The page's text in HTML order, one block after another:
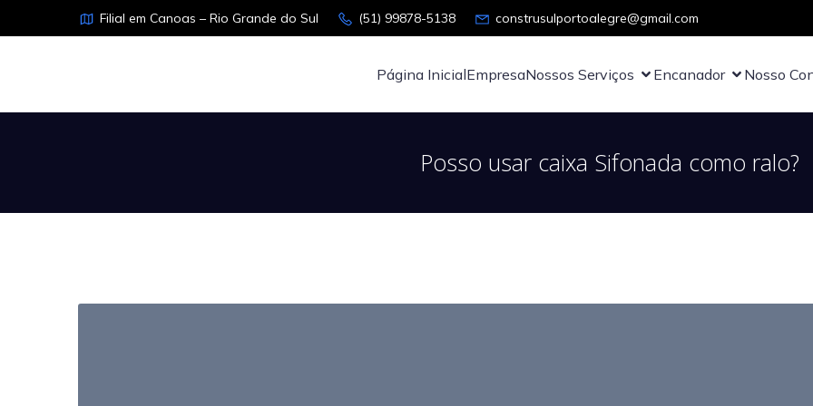
Filial em Canoas – Rio Grande do Sul (51) 99878-5138 construsulportoalegre@gmail.com
Página InicialEmpresaNossos Serviços Encanador Nosso
Posso usar caixa Sifonada como ralo?